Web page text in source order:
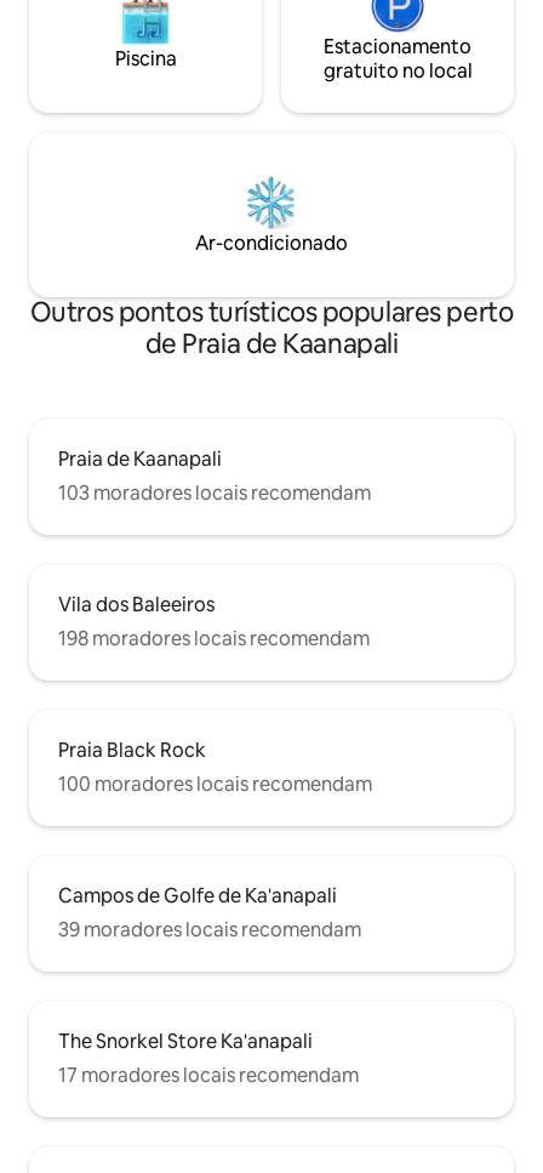
Piscina
Estacionamento
gratuito no local
Ar-condicionado
Outros pontos turísticos populares perto
de Praia de Kaanapali
Praia de Kaanapali
103 moradores locais recomendam
Vila dos Baleeiros
198 moradores locais recomendam
Praia Black Rock
100 moradores locais recomendam
Campos de Golfe de Ka'anapali
39 moradores locais recomendam
The Snorkel Store Ka'anapali
17 moradores locais recomendam